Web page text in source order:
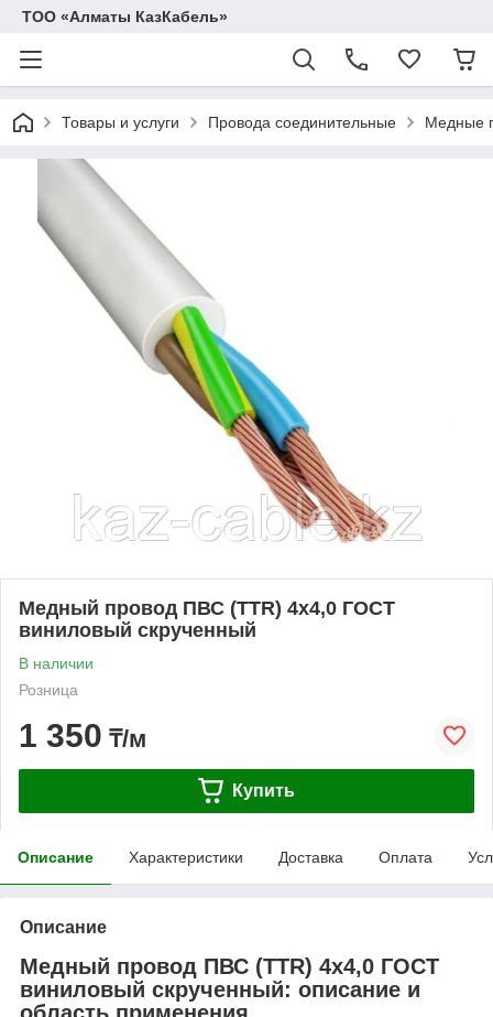
ТОО «Алматы КазКабель»
Товары и услуги Провода соединительные Медные
Медный провод ПВС (TTR) 4х4,0 ГОСТ
виниловый скрученный
В наличии
Розница
1 350 ₸/м
Купить
Описание Характеристики Доставка Оплата
Описание
Медный провод ПВС (TTR) 4х4,0 ГОСТ
виниловый скрученный: описание и